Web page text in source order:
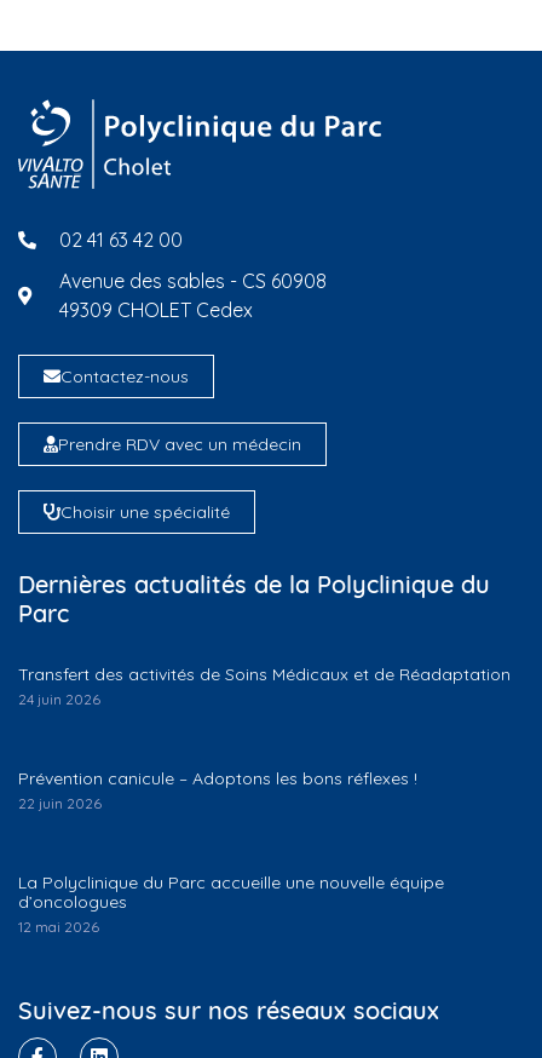
02 41 63 42 00
Avenue des sables - CS 60908
49309 CHOLET Cedex
Contactez-nous
Prendre RDV avec un médecin
Choisir une spécialité
Dernières actualités de la Polyclinique du
Parc
Transfert des activités de Soins Médicaux et de Réadaptation
24 juin 2026
Prévention canicule – Adoptons les bons réflexes !
22 juin 2026
La Polyclinique du Parc accueille une nouvelle équipe
d’oncologues
12 mai 2026
Suivez-nous sur nos réseaux sociaux